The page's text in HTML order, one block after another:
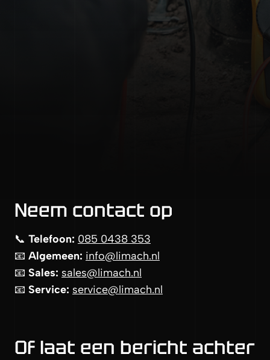
Neem contact op
📞 Telefoon: 085 0438 353
📧 Algemeen: info@limach.nl
📧 Sales: sales@limach.nl
📧 Service: service@limach.nl
Of laat een bericht achter